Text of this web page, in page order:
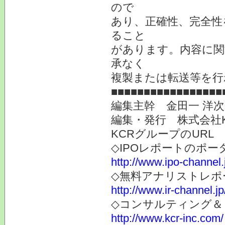
ので
あり、正確性、完全
ること
があります。内容に
承なく
複製または転送等を
編集主幹 金田一 洋
編集・発行 株式会社
KCRグループのURL
◇IPOレポートのポー
http://www.ipo-
◇無料アナリストレ
http://www.ir-
◇コンサルティング＆
http://www.kcr-inc.com/